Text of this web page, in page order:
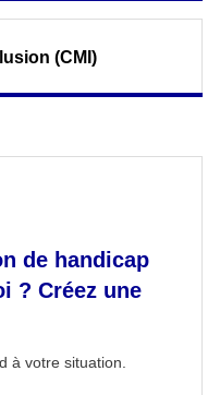
(CMI)
de handicap
? Créez une
à votre situation.